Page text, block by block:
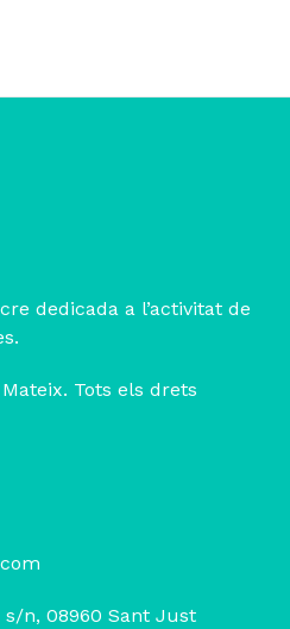
dedicada a l’activitat de
Tots els drets
s/n, 08960 Sant Just